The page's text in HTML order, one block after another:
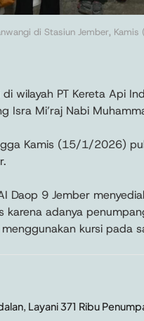
di Stasiun Jember,
wilayah PT Kereta Api
Isra Mi’raj Nabi
Kamis (15/1/2026)
Daop 9 Jember
karena adanya
kursi pada
Layani 371 Ribu